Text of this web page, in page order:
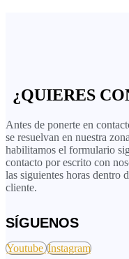
¿QUIERES
Antes de ponerte en
se resuelvan en nuestra
habilitamos el formulario
contacto por escrito con
las siguientes horas dentro
cliente.
SÍGUENOS
Youtube Instagram